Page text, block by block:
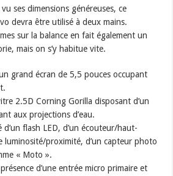
ses dimensions généreuses, ce
devra être utilisé à deux mains.
sur la balance en fait également un
mais on s’y habitue vite.
grand écran de 5,5 pouces occupant
2.5D Corning Gorilla disposant d’un
aux projections d’eau.
d’un flash LED, d’un écouteur/haut-
luminosité/proximité, d’un capteur photo
« Moto ».
d’une entrée micro primaire et